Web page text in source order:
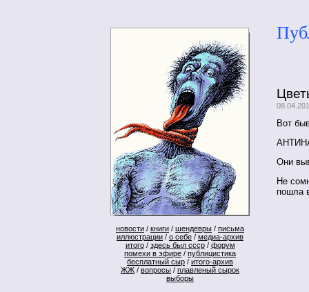
новости / книги / шендевры / письма
иллюстрации / о себе / медиа-архив
итого/ здесь был ссср/ форум
помехи в эфире / публицистика
бесплатный сыр / итого-архив
ЖЖ / вопросы / плавленый сырок
выборы
Вот
Они
Не
пошла